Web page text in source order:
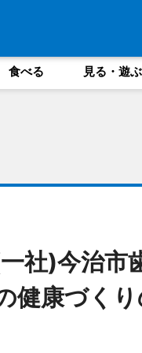
食べる 見る・遊ぶ
社)今治市
健康づく